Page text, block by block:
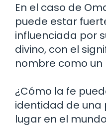
En el caso de
puede estar
influenciada por
divino, con el
nombre como
¿Cómo la fe
identidad de una
lugar en el